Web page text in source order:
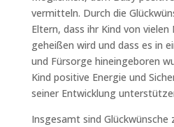
vermitteln. Durch die
Eltern, dass ihr Kind von
geheißen wird und dass es in
und Fürsorge hineingeboren
Kind positive Energie und
seiner Entwicklung
Insgesamt sind Glückwünsche